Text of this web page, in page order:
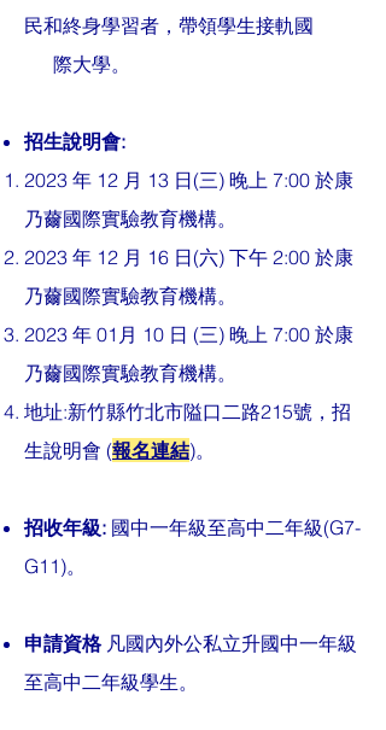
民和終身學習者，帶領學生接軌國
際大學。
招生說明會:
2023 年 12 月 13 日(三) 晚上 7:00 於康
乃薾國際實驗教育機構。
2023 年 12 月 16 日(六) 下午 2:00 於康
乃薾國際實驗教育機構。
2023 年 01月 10 日 (三) 晚上 7:00 於康
乃薾國際實驗教育機構。
地址:新竹縣竹北市隘口二路215號，招
生說明會 (報名連結)。
招收年級: 國中一年級至高中二年級(G7-
G11)。
申請資格凡國內外公私立升國中一年級
至高中二年級學生。